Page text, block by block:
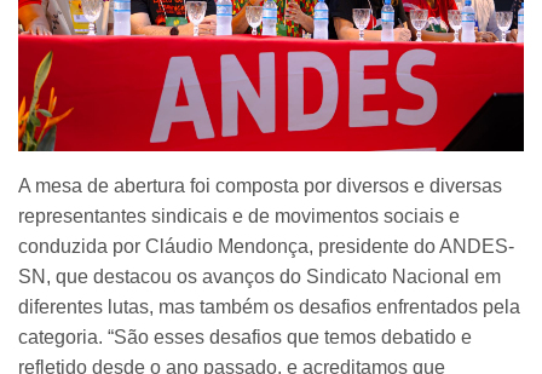
A mesa de abertura foi composta por diversos e diversas
representantes sindicais e de movimentos sociais e
conduzida por Cláudio Mendonça, presidente do ANDES-
SN, que destacou os avanços do Sindicato Nacional em
diferentes lutas, mas também os desafios enfrentados pela
categoria. “São esses desafios que temos debatido e
refletido desde o ano passado, e acreditamos que